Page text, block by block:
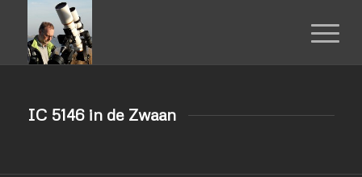
IC 5146 in de Zwaan